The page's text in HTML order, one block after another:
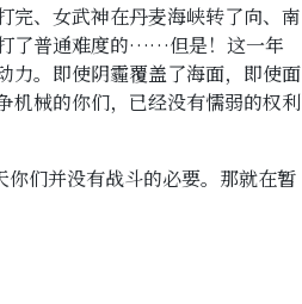
、女武神在丹麦海峡转了向、南
了普通难度的……但是！这一年
力。即使阴霾覆盖了海面，即使面
械的你们，已经没有懦弱的权利
们并没有战斗的必要。那就在暂